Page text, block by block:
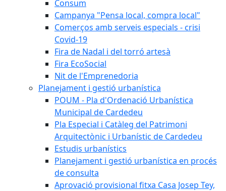
Consum
Campanya "Pensa local, compra local"
Comerços amb serveis especials - crisi
Covid-19
Fira de Nadal i del torró artesà
Fira EcoSocial
Nit de l'Emprenedoria
Planejament i gestió urbanística
POUM - Pla d'Ordenació Urbanística
Municipal de Cardedeu
Pla Especial i Catàleg del Patrimoni
Arquitectònic i Urbanístic de Cardedeu
Estudis urbanístics
Planejament i gestió urbanística en procés
de consulta
Aprovació provisional fitxa Casa Josep Tey,